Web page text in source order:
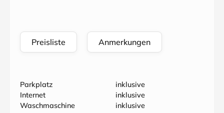
Preisliste Anmerkungen
Parkplatz
inklusive
Internet
inklusive
Waschmaschine
inklusive